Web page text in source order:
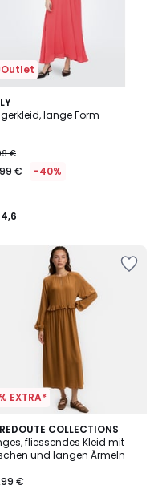
Outlet
lange Form
€
€ -40%
4,6
EXTRA*
COLLECTIONS
fliessendes Kleid mit
und langen Ärmeln
€